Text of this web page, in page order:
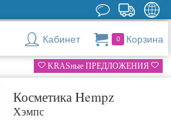
Кабинет 0 Корзина
KRASные ПРЕДЛОЖЕНИЯ
Косметика Hempz
Хэмпс